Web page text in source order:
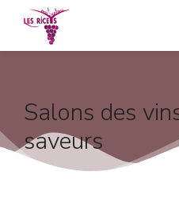
Salons des
saveurs